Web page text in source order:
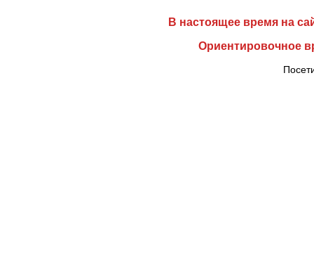
В настоящее время на
Ориентировочное